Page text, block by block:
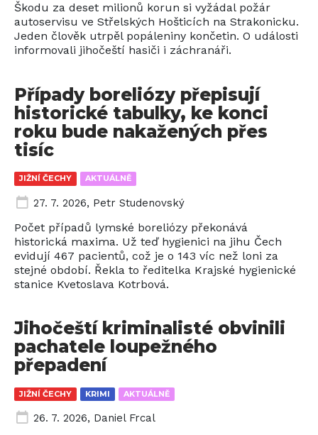
Škodu za deset milionů korun si vyžádal požár
autoservisu ve Střelských Hošticích na Strakonicku.
Jeden člověk utrpěl popáleniny končetin. O události
informovali jihočeští hasiči i záchranáři.
JIŽNÍ ČECHY AKTUÁLNĚ
Případy boreliózy přepisují
historické tabulky, ke konci
roku bude nakažených přes
tisíc
27. 7. 2026, Petr Studenovský
Počet případů lymské boreliózy překonává
historická maxima. Už teď hygienici na jihu Čech
evidují 467 pacientů, což je o 143 víc než loni za
stejné období. Řekla to ředitelka Krajské hygienické
stanice Kvetoslava Kotrbová.
JIŽNÍ ČECHY KRIMI AKTUÁLNĚ
Jihočeští kriminalisté obvinili
pachatele loupežného
přepadení
26. 7. 2026, Daniel Frcal